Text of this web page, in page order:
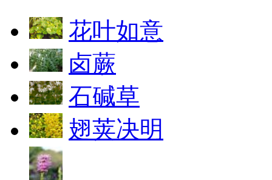
花叶如意
卤蕨
石碱草
翅荚决明